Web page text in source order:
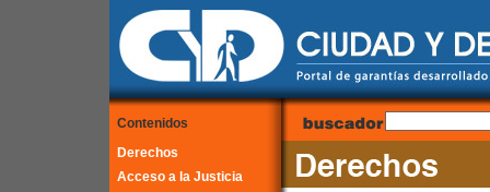
Contenidos
Derechos
Acceso a la Justicia